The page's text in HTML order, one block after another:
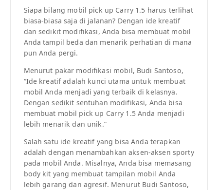
Siapa bilang mobil pick up Carry 1.5 harus terlihat
biasa-biasa saja di jalanan? Dengan ide kreatif
dan sedikit modifikasi, Anda bisa membuat mobil
Anda tampil beda dan menarik perhatian di mana
pun Anda pergi.
Menurut pakar modifikasi mobil, Budi Santoso,
“Ide kreatif adalah kunci utama untuk membuat
mobil Anda menjadi yang terbaik di kelasnya.
Dengan sedikit sentuhan modifikasi, Anda bisa
membuat mobil pick up Carry 1.5 Anda menjadi
lebih menarik dan unik.”
Salah satu ide kreatif yang bisa Anda terapkan
adalah dengan menambahkan aksen-aksen sporty
pada mobil Anda. Misalnya, Anda bisa memasang
body kit yang membuat tampilan mobil Anda
lebih garang dan agresif. Menurut Budi Santoso,